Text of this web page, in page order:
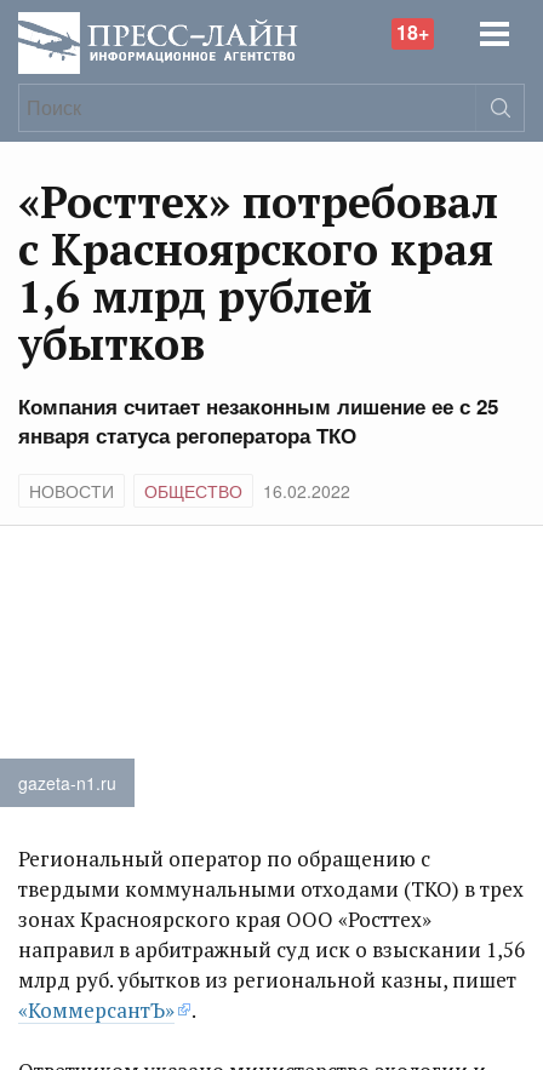
18+
«Росттех» потребовал
с Красноярского края
1,6 млрд рублей
убытков
Компания считает незаконным лишение ее с 25
января статуса регоператора ТКО
НОВОСТИ ОБЩЕСТВО 16.02.2022
gazeta-n1.ru
Региональный оператор по обращению с
твердыми коммунальными отходами (ТКО) в трех
зонах Красноярского края ООО «Росттех»
направил в арбитражный суд иск о взыскании 1,56
млрд руб. убытков из региональной казны, пишет
«КоммерсантЪ»
.